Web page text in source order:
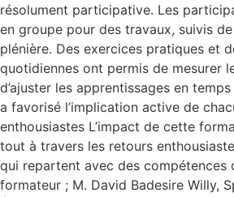
résolument participative. Les
en groupe pour des travaux, suivis
plénière. Des exercices pratiques et
quotidiennes ont permis de mesurer
d’ajuster les apprentissages en
a favorisé l’implication active de
enthousiastes L’impact de cette
tout à travers les retours
qui repartent avec des compétences
formateur ; M. David Badesire Willy,